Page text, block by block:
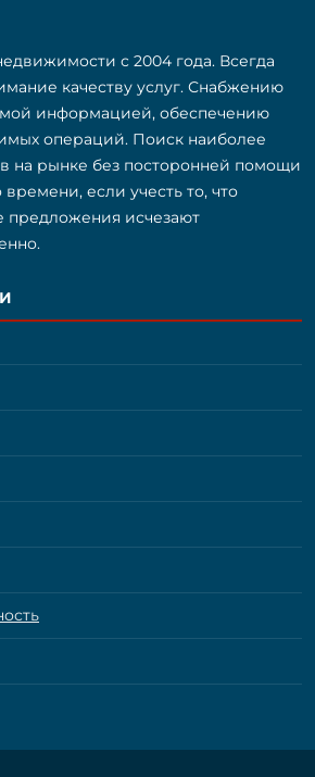
с 2004 года. Всегда
качеству услуг. Снабжению
информацией, обеспечению
операций. Поиск наиболее
на рынке без посторонней помощи
если учесть то, что
предложения исчезают